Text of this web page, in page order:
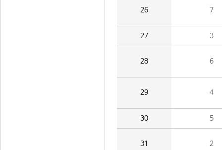
26 7
27 3
28 6
29 4
30 5
31 2